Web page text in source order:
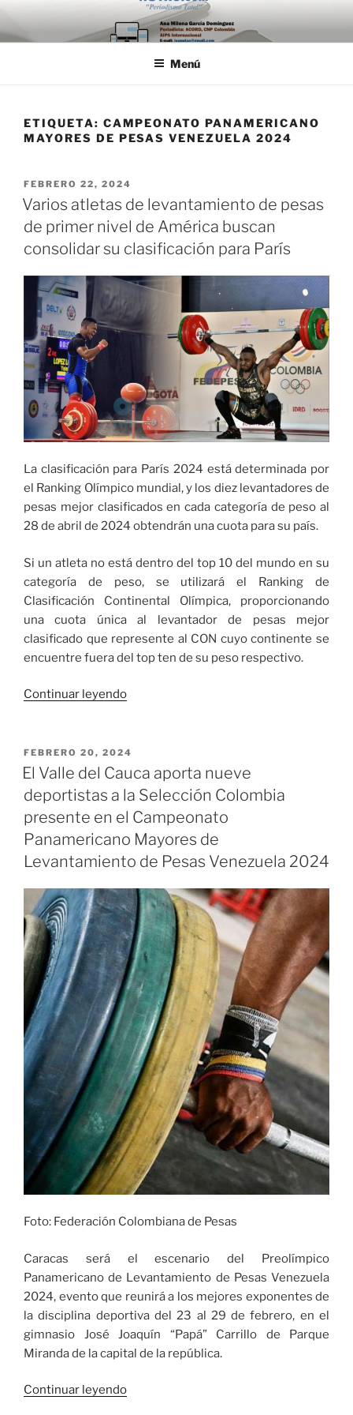
Saltar
al
contenido
Menú
ETIQUETA: CAMPEONATO PANAMERICANO
MAYORES DE PESAS VENEZUELA 2024
PUBLICADO
EL
FEBRERO 22, 2024
Varios atletas de levantamiento de pesas
de primer nivel de América buscan
consolidar su clasificación para París
La clasificación para París 2024 está determinada por
el Ranking Olímpico mundial, y los diez levantadores de
pesas mejor clasificados en cada categoría de peso al
28 de abril de 2024 obtendrán una cuota para su país.
Si un atleta no está dentro del top 10 del mundo en su
categoría de peso, se utilizará el Ranking de
Clasificación Continental Olímpica, proporcionando
una cuota única al levantador de pesas mejor
clasificado que represente al CON cuyo continente se
encuentre fuera del top ten de su peso respectivo.
Continuar leyendo«Varios
levantamiento
de
pesas
primer
nivel
de
buscan
consolidar
su
clasificación
para
París»
PUBLICADO
EL
FEBRERO 20, 2024
El Valle del Cauca aporta nueve
deportistas a la Selección Colombia
presente en el Campeonato
Panamericano Mayores de
Levantamiento de Pesas Venezuela 2024
Foto: Federación Colombiana de Pesas
Caracas será el escenario del Preolímpico
Panamericano de Levantamiento de Pesas Venezuela
2024, evento que reunirá a los mejores exponentes de
la disciplina deportiva del 23 al 29 de febrero, en el
gimnasio José Joaquín “Papá” Carrillo de Parque
Miranda de la capital de la república.
Continuar leyendo«El